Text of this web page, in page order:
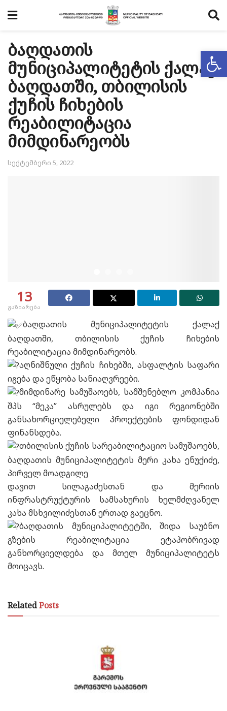
ბაღდათის
მუნიციპალიტეტის ქალაქ
ბაღდათში, თბილისის
ქუჩის ჩიხების
რეაბილიტაცია
მიმდინარეობს
სექტემბერი 5, 2022
13
გაზიარება
ბაღდათის მუნიციპალიტეტის ქალაქ
ბაღდათში, თბილისის ქუჩის ჩიხების
რეაბილიტაცია მიმდინარეობს.
აღნიშნული ქუჩის ჩიხებში, ასფალტის საფარი
იგება და ეწყობა სანიაღვრეები.
მიმდინარე სამუშაოებს, სამშენებლო კომპანია
შპს “მეკა” ასრულებს და იგი რეგიონებში
განსახორციელებელი პროექტების ფონდიდან
ფინანსდება.
თბილისის ქუჩის სარეაბილიტაციო სამუშაოებს,
ბაღდათის მუნიციპალიტეტის მერი კახა ენუქიძე,
პირველ მოადგილე
დავით სილაგაძესთან და მერიის
ინფრასტრუქტურის სამსახურის ხელმძღვანელ
კახა მსხვილიძესთან ერთად გაეცნო.
ბაღდათის მუნიციპალიტეტში, შიდა საუბნო
გზების რეაბილიტაცია ეტაპობრივად
განხორციელდება და მთელ მუნიციპალიტეტს
მოიცავს.
RelatedPosts